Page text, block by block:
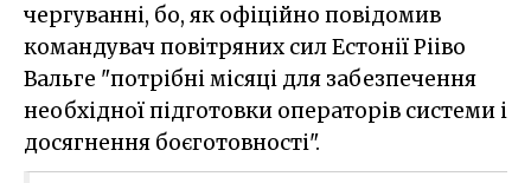
чергуванні, бо, як офіційно повідомив
командувач повітряних сил Естонії Рііво
Вальге "потрібні місяці для забезпечення
необхідної підготовки операторів системи і
досягнення боєготовності".